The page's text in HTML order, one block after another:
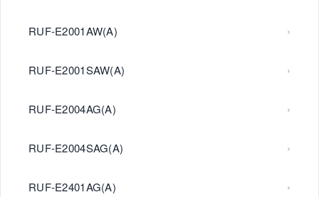
RUF-E2001AW(A)
RUF-E2001SAW(A)
RUF-E2004AG(A)
RUF-E2004SAG(A)
RUF-E2401AG(A)